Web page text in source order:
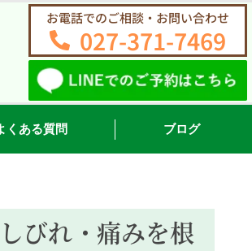
お電話でのご相談・お問い合わせ
027-371-7469
くある質問 ブログ
びれ・痛みを根